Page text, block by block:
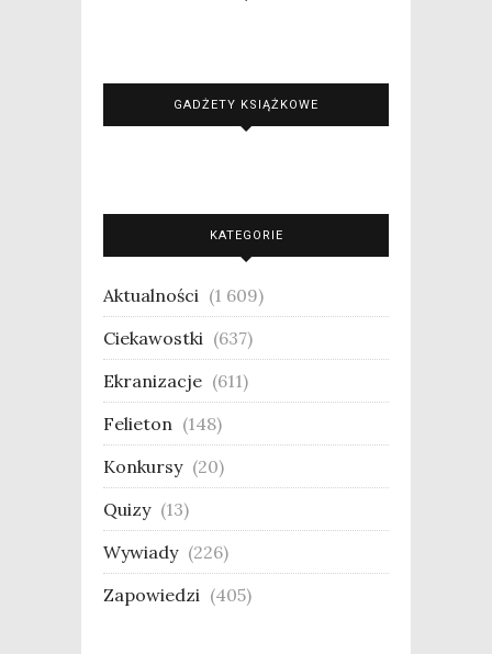
GADŻETY KSIĄŻKOWE
KATEGORIE
Aktualności (1 609)
Ciekawostki (637)
Ekranizacje (611)
Felieton (148)
Konkursy (20)
Quizy (13)
Wywiady (226)
Zapowiedzi (405)